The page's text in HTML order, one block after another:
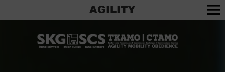
AGILITY